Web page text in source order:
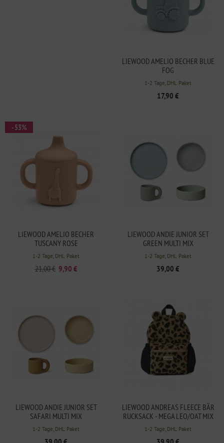
LIEWOOD AMELIO BECHER BLUE
FOG
1-2 Tage, DHL Paket
17,90 €
LIEWOOD AMELIO BECHER
TUSCANY ROSE
1-2 Tage, DHL Paket
21,00 € 9,90 €
- 53%
LIEWOOD ANDIE JUNIOR SET
GREEN MULTI MIX
1-2 Tage, DHL Paket
39,00 €
LIEWOOD ANDIE JUNIOR SET
SAFARI MULTI MIX
1-2 Tage, DHL Paket
LIEWOOD ANDREAS FLEECE BÄR
RUCKSACK - MEGA LEO/OAT MIX
1-2 Tage, DHL Paket